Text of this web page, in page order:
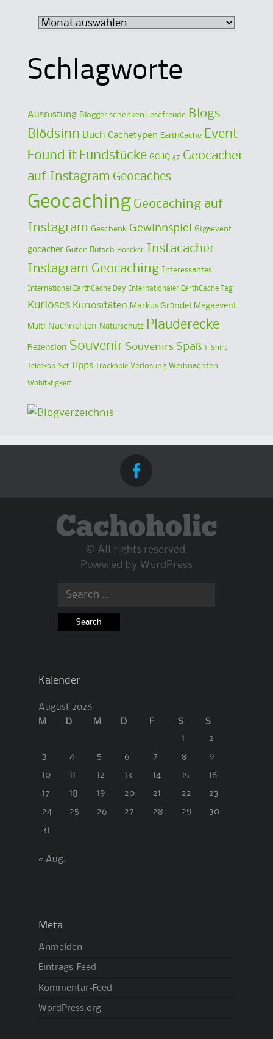
Schlagworte
Ausrüstung Blogger schenken Lesefreude Blogs
Blödsinn Buch Cachetypen EarthCache
Event
Found it Fundstücke GCHQ 47 Geocacher
auf Instagram Geocaches
Geocaching Geocaching auf
Instagram Geschenk Gewinnspiel Gigaevent
gocacher Guten Rutsch Hoecker Instacacher
Instagram Geocaching Interessantes
International EarthCache Day Internationaler EarthCache Tag
Kurioses Kuriositäten Markus Gründel Megaevent
Multi Nachrichten Naturschutz Plauderecke
Rezension Souvenir Souvenirs Spaß T-Shirt
Teleskop-Set Tipps Trackable Verlosung Weihnachten
Wohltätigkeit
Cachoholic
© All rights reserved.
Powered by WordPress
Search
Kalender
August 2026
M
D M D F S
S
1
2
3 4 5 6 7 8 9
10 11 12 13 14 15 16
17 18 19 20 21 22 23
24 25 26 27 28 29 30
31
« Aug.
Meta
Anmelden
Eintrags-Feed
Kommentar-Feed
WordPress.org